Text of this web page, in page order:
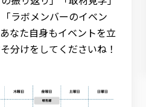
ラボメンバーのイベン
なた自身もイベントを立
分けをしてくださいね！